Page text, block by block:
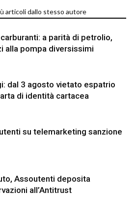
articoli dallo stesso autore
a parità di petrolio,
alla pompa diversissimi
dal 3 agosto vietato espatrio
di identità cartacea
su telemarketing sanzione
Assoutenti deposita
all’Antitrust